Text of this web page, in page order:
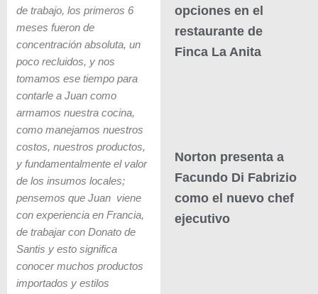
de trabajo, los primeros 6
meses fueron de
concentración absoluta, un
poco recluidos, y nos
tomamos ese tiempo para
contarle a Juan como
armamos nuestra cocina,
como manejamos nuestros
costos, nuestros productos,
y fundamentalmente el valor
de los insumos locales;
pensemos que Juan viene
con experiencia en Francia,
de trabajar con Donato de
Santis y esto significa
conocer muchos productos
importados y estilos
opciones en el
restaurante de
Finca La Anita
Norton presenta a
Facundo Di Fabrizio
como el nuevo chef
ejecutivo